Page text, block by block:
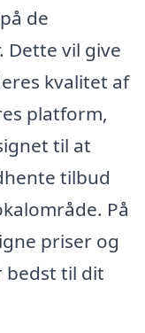
de
Dette vil give
kvalitet af
platform,
til at
tilbud
På
priser og
bedst til dit